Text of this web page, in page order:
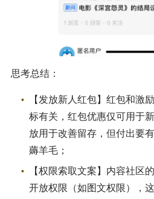
思考总结：
【发放新人红包】红包和激
标有关，红包优惠仅可用于
放用于改善留存，但付出要
薅羊毛；
【权限索取文案】内容社区
开放权限（如图文权限），